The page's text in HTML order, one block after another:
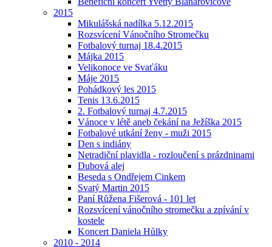
2015
Mikulášská nadílka 5.12.2015
Rozsvícení Vánočního Stromečku
Fotbalový turnaj 18.4.2015
Májka 2015
Velikonoce ve Svaťáku
Máje 2015
Pohádkový les 2015
Tenis 13.6.2015
2. Fotbalový turnaj 4.7.2015
Vánoce v létě aneb čekání na Ježíška 2015
Fotbalové utkání ženy - muži 2015
Den s indiány
Netradiční plavidla - rozloučení s prázdninami
Dubová alej
Beseda s Ondřejem Cinkem
Svatý Martin 2015
Paní Růžena Fišerová - 101 let
Rozsvícení vánočního stromečku a zpívání v
kostele
Koncert Daniela Hůlky
2010 - 2014